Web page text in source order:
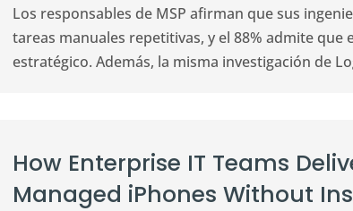
Los responsables de MSP afirman que sus
tareas manuales repetitivas, y el 88% admite
estratégico. Además, la misma investigación de
How Enterprise IT Teams
Managed iPhones Without